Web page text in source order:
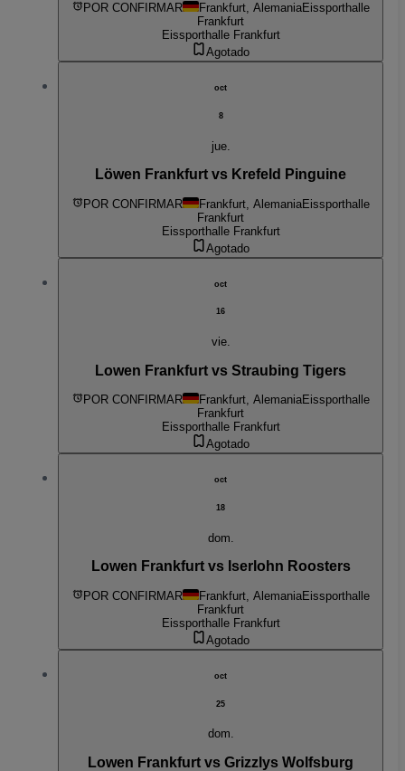
POR CONFIRMAR Frankfurt, AlemaniaEissporthalle
Frankfurt
Eissporthalle Frankfurt
Agotado
oct
8
jue.
Löwen Frankfurt vs Krefeld Pinguine
POR CONFIRMAR Frankfurt, AlemaniaEissporthalle
Frankfurt
Eissporthalle Frankfurt
Agotado
oct
16
vie.
Lowen Frankfurt vs Straubing Tigers
POR CONFIRMAR Frankfurt, AlemaniaEissporthalle
Frankfurt
Eissporthalle Frankfurt
Agotado
oct
18
dom.
Lowen Frankfurt vs Iserlohn Roosters
POR CONFIRMAR Frankfurt, AlemaniaEissporthalle
Frankfurt
Eissporthalle Frankfurt
Agotado
oct
25
dom.
Lowen Frankfurt vs Grizzlys Wolfsburg